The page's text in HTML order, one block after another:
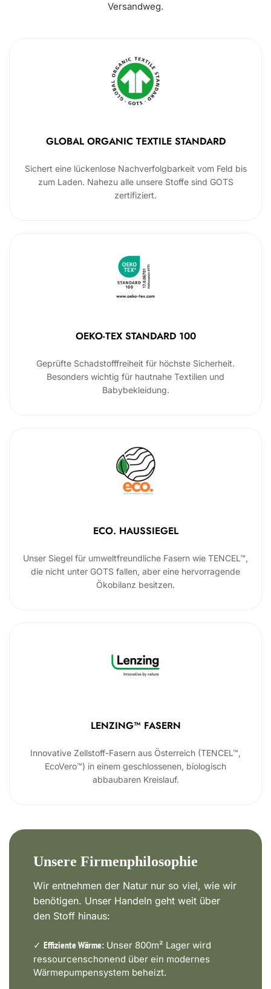
Versandweg.
GLOBAL ORGANIC TEXTILE STANDARD
Sichert eine lückenlose Nachverfolgbarkeit vom Feld bis
zum Laden. Nahezu alle unsere Stoffe sind GOTS
zertifiziert.
OEKO-TEX STANDARD 100
Geprüfte Schadstofffreiheit für höchste Sicherheit.
Besonders wichtig für hautnahe Textilien und
Babybekleidung.
ECO. HAUSSIEGEL
Unser Siegel für umweltfreundliche Fasern wie TENCEL™,
die nicht unter GOTS fallen, aber eine hervorragende
Ökobilanz besitzen.
LENZING™ FASERN
Innovative Zellstoff-Fasern aus Österreich (TENCEL™,
EcoVero™) in einem geschlossenen, biologisch
abbaubaren Kreislauf.
Unsere Firmenphilosophie
Wir entnehmen der Natur nur so viel, wie wir
benötigen. Unser Handeln geht weit über
den Stoff hinaus:
✓ Effiziente Wärme: Unser 800m² Lager wird
ressourcenschonend über ein modernes
Wärmepumpensystem beheizt.